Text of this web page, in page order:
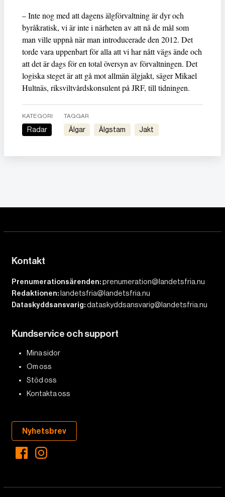
– Inte nog med att dagens älgförvaltning är dyr och
byråkratisk, vi är inte i närheten av att nå de mål som
man ville uppnå när man introducerade den 2012. Det
torde vara uppenbart för alla att vi har nått vägs ände och
att det är dags för en total översyn av förvaltningen. Det
logiska steget är att gå mot allmän älgjakt, säger Mikael
Hultnäs, riksviltvårdskonsulent på JRF, till tidningen.
KATEGORI
Radar
TAGGAR
älgar älgstam Jakt
Kontakt
Prenumerationsärenden:prenumeration@landetsfria.nu
Redaktionen: landetsfria@landetsfria.nu
Dataskyddsansvarig:dataskyddsansvarig@landetsfria.nu
Kundservice och support
Mina sidor
Om oss
Stöd oss
Kontakta oss
Nyhetsbrev